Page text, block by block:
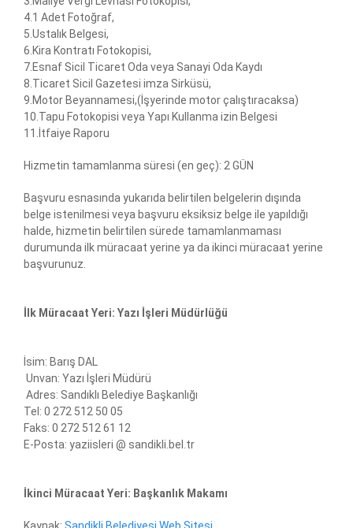
4.1 Adet Fotoğraf,
5.Ustalık Belgesi,
6.Kira Kontratı Fotokopisi,
7.Esnaf Sicil Ticaret Oda veya Sanayi Oda Kaydı
8.Ticaret Sicil Gazetesi imza Sirküsü,
9.Motor Beyannamesi,(İşyerinde motor çalıştıracaksa)
10.Tapu Fotokopisi veya Yapı Kullanma izin Belgesi
11.İtfaiye Raporu
Hizmetin tamamlanma süresi (en geç): 2 GÜN
Başvuru esnasında yukarıda belirtilen belgelerin dışında
belge istenilmesi veya başvuru eksiksiz belge ile yapıldığı
halde, hizmetin belirtilen sürede tamamlanmaması
durumunda ilk müracaat yerine ya da ikinci müracaat yerine
başvurunuz.
İlk Müracaat Yeri: Yazı İşleri Müdürlüğü
İsim: Barış DAL
Unvan: Yazı İşleri Müdürü
Adres: Sandıklı Belediye Başkanlığı
Tel: 0 272 512 50 05
Faks: 0 272 512 61 12
E-Posta: yaziisleri @ sandikli.bel.tr
İkinci Müracaat Yeri: Başkanlık Makamı